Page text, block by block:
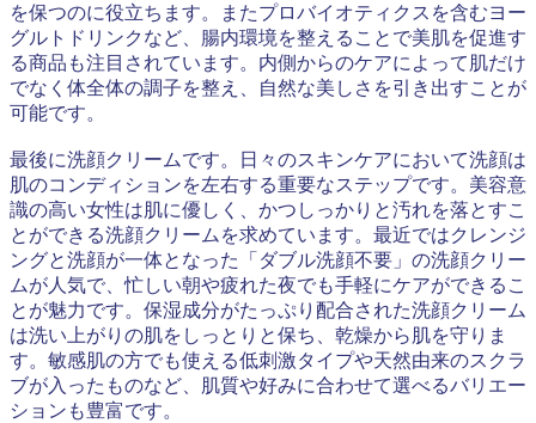
を保つのに役立ちます。またプロバイオティクスを含むヨー
グルトドリンクなど、腸内環境を整えることで美肌を促進す
る商品も注目されています。内側からのケアによって肌だけ
でなく体全体の調子を整え、自然な美しさを引き出すことが
可能です。
最後に洗顔クリームです。日々のスキンケアにおいて洗顔は
肌のコンディションを左右する重要なステップです。美容意
識の高い女性は肌に優しく、かつしっかりと汚れを落とすこ
とができる洗顔クリームを求めています。最近ではクレンジ
ングと洗顔が一体となった「ダブル洗顔不要」の洗顔クリー
ムが人気で、忙しい朝や疲れた夜でも手軽にケアができるこ
とが魅力です。保湿成分がたっぷり配合された洗顔クリーム
は洗い上がりの肌をしっとりと保ち、乾燥から肌を守りま
す。敏感肌の方でも使える低刺激タイプや天然由来のスクラ
ブが入ったものなど、肌質や好みに合わせて選べるバリエー
ションも豊富です。